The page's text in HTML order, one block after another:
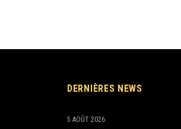
DERNIÈRES NEWS
5 AOÛT 2026